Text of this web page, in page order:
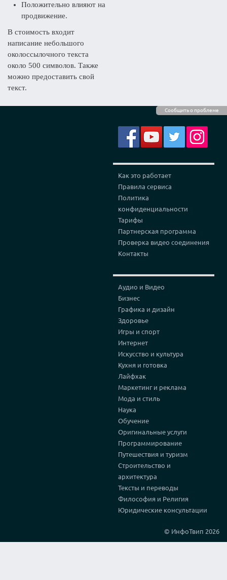
Сообщить о проблеме
Положительно влияют на
продвижение.
В стоимость входит
написание небольшого
околоссылочного текста
около 500 символов. Также
можно предоставить свой
текст.
Как это работает
Правила сервиса
Политика
конфиденциальности
Тарифы
Партнерская программа
Проверка видео соединения
Контакты
Аудио и Видео
Бизнес
Графика и дизайн
Здоровье
Игры и спорт
Интернет
Искусство и культура
Кухня и готовка
Лайфхак
Маркетинг и реклама
Мода и стиль
Наука
Обучение
Оригинальные услуги
Программирование
Путешествия и туризм
Строительство и
архитектура
Тексты и переводы
Философия и Религия
Юридические консультации
© ИнфоТвип 2026